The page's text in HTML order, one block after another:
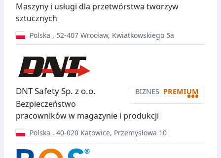
Maszyny i usługi dla przetwórstwa tworzyw
sztucznych
Polska , 52-407 Wrocław, Kwiatkowskiego 5a
BIZNES PREMIUM
•••
DNT Safety Sp. z o.o.
Bezpieczeństwo
pracowników w magazynie i produkcji
Polska , 40-020 Katowice, Przemysłowa 10